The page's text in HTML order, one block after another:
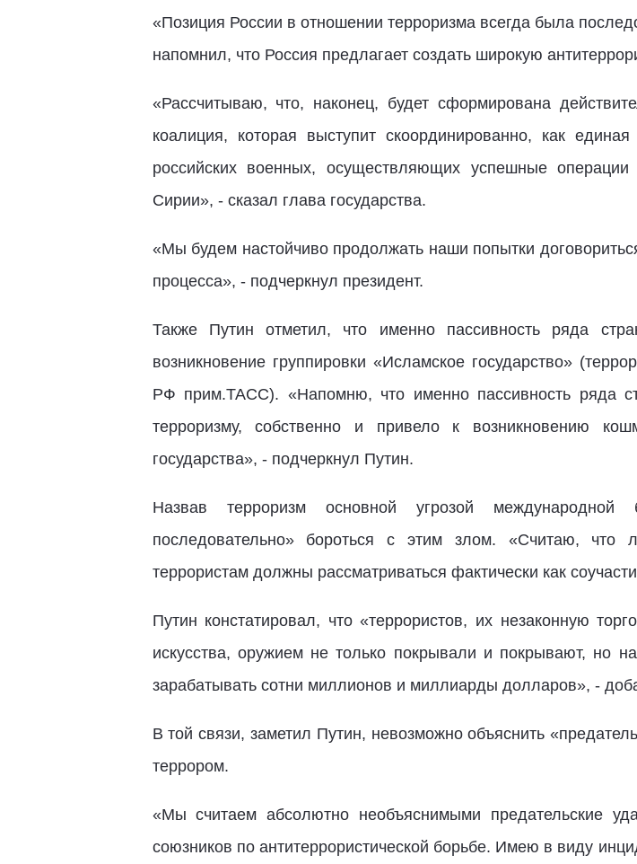
«Позиция России в отношении терроризма всегда была
напомнил, что Россия предлагает создать широкую
«Рассчитываю, что, наконец, будет сформирована
коалиция, которая выступит скоординированно, как
российских военных, осуществляющих успешные операции
Сирии», - сказал глава государства.
«Мы будем настойчиво продолжать наши попытки
процесса», - подчеркнул президент.
Также Путин отметил, что именно пассивность ряда
возникновение группировки «Исламское государство»
РФ прим.ТАСС). «Напомню, что именно пассивность ряда
терроризму, собственно и привело к возникновению
государства», - подчеркнул Путин.
Назвав терроризм основной угрозой международной
последовательно» бороться с этим злом. «Считаю, что
террористам должны рассматриваться фактически как
Путин констатировал, что «террористов, их незаконную
искусства, оружием не только покрывали и покрывают, но
зарабатывать сотни миллионов и миллиарды долларов», -
В той связи, заметил Путин, невозможно объяснить
террором.
«Мы считаем абсолютно необъяснимыми предательские
союзников по антитеррористической борьбе. Имею в виду